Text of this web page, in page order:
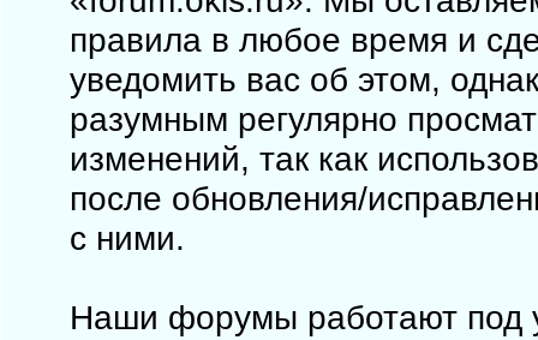
правила в любое время и
уведомить вас об этом,
разумным регулярно
изменений, так как
после обновления/
с ними.
Наши форумы работают под